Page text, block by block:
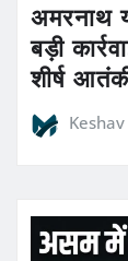
अमरनाथ
बड़ी
शीर्ष